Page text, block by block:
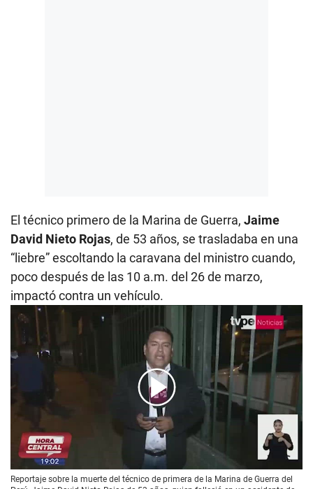
El técnico primero de la Marina de Guerra, Jaime
David Nieto Rojas, de 53 años, se trasladaba en una
“liebre” escoltando la caravana del ministro cuando,
poco después de las 10 a.m. del 26 de marzo,
impactó contra un vehículo.
00:00
Reportaje sobre la muerte del técnico de primera de la Marina de Guerra del